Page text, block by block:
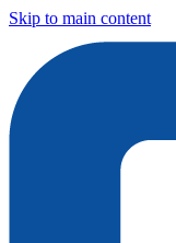
Skip to main content